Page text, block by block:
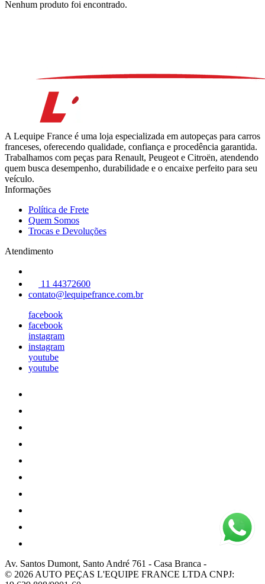
Nenhum produto foi encontrado.
A Lequipe France é uma loja especializada em autopeças para carros
franceses, oferecendo qualidade, confiança e procedência garantida.
Trabalhamos com peças para Renault, Peugeot e Citroën, atendendo
quem busca desempenho, durabilidade e o encaixe perfeito para seu
veículo.
Informações
Política de Frete
Quem Somos
Trocas e Devoluções
Atendimento
11 44372600
contato@lequipefrance.com.br
facebook
facebook
instagram
instagram
youtube
youtube
Av. Santos Dumont, Santo André 761 - Casa Branca -
© 2026 AUTO PEÇAS L'EQUIPE FRANCE LTDA CNPJ: